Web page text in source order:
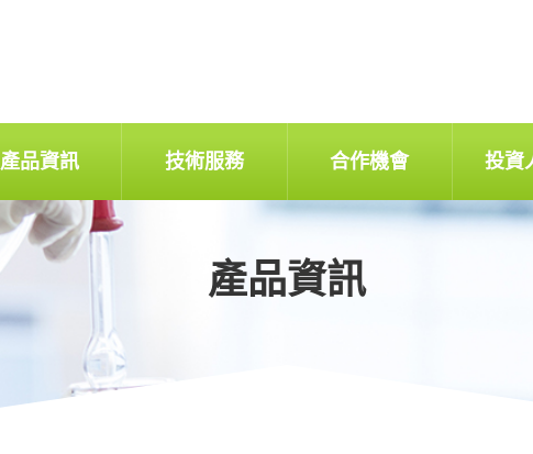
產品資訊 技術服務 合作機會 投資
產品資訊